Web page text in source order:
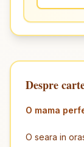
Despre
O mama
O seara in